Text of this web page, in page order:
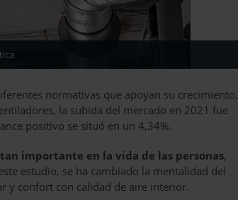
normativas que apoyan su crecimiento,
la subida del mercado en 2021 fue
positivo se situó en un 4,34%.
importante en la vida de las personas,
estudio, se ha cambiado la mentalidad del
y confort con calidad de aire interior.